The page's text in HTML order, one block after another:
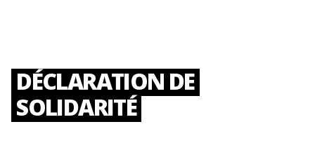
DÉCLARATION DE
SOLIDARITÉ